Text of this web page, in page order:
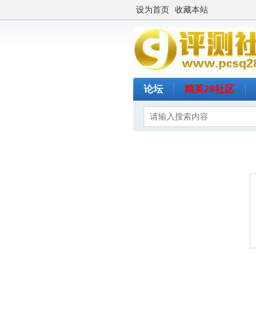
设为首页 收藏本站
论坛 精英28社区